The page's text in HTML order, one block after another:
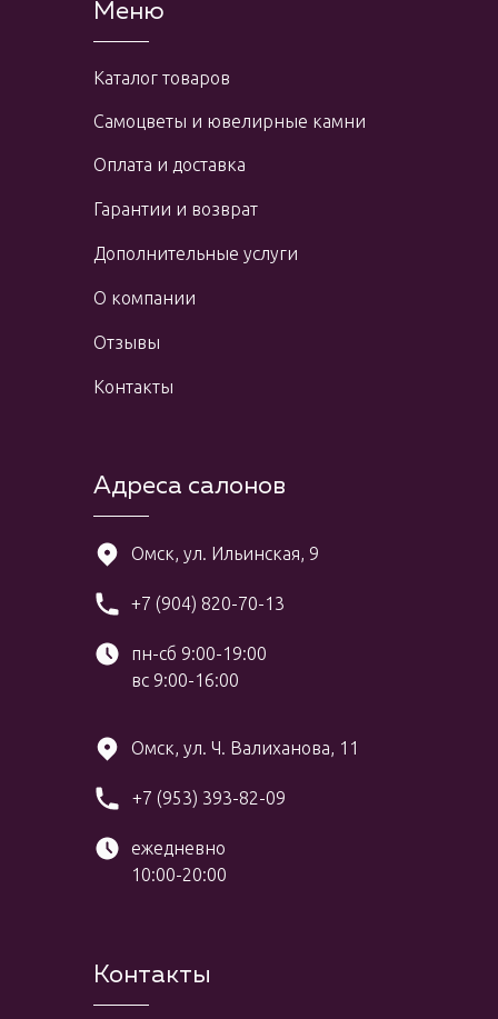
Меню
Каталог товаров
Самоцветы и ювелирные камни
Оплата и доставка
Адреса салонов
+7 (904) 820-70-13
пн-сб 9:00-19:00
вс 9:00-16:00
Омск, ул. Ильинская, 9
+7 (953) 393-82-09
ежедневно
10:00-20:00
Омск, ул. Ч. Валиханова, 11
Контакты
Гарантии и возврат
Дополнительные услуги
О компании
Отзывы
Контакты